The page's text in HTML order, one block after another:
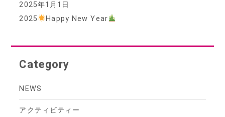
2025 Happy New Year
2025年1月1日
Category
NEWS
アクティビティー